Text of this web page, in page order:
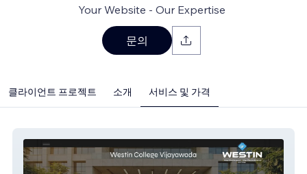
Your Website - Our Expertise
문의
클라이언트 프로젝트 소개 서비스 및 가격